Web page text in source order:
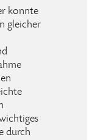
konnte
gleicher
durch